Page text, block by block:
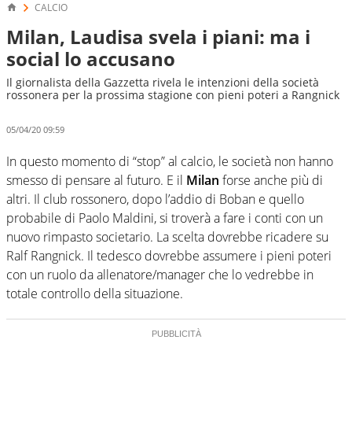
CALCIO
Milan, Laudisa svela i piani: ma i
social lo accusano
Il giornalista della Gazzetta rivela le intenzioni della società
rossonera per la prossima stagione con pieni poteri a Rangnick
05/04/20 09:59
In questo momento di “stop” al calcio, le società non hanno
smesso di pensare al futuro. E il Milan forse anche più di
altri. Il club rossonero, dopo l’addio di Boban e quello
probabile di Paolo Maldini, si troverà a fare i conti con un
nuovo rimpasto societario. La scelta dovrebbe ricadere su
Ralf Rangnick. Il tedesco dovrebbe assumere i pieni poteri
con un ruolo da allenatore/manager che lo vedrebbe in
totale controllo della situazione.